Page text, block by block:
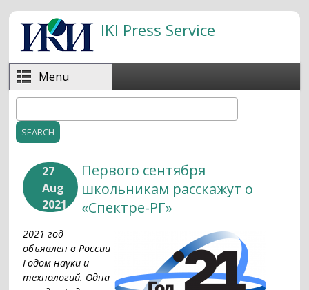
Skip to main content
IKI Press Service
Menu
Search form
27
Aug
2021
Первого сентября
школьникам расскажут о
«Спектре-РГ»
2021 год
объявлен в России
Годом науки и
технологий. Одна